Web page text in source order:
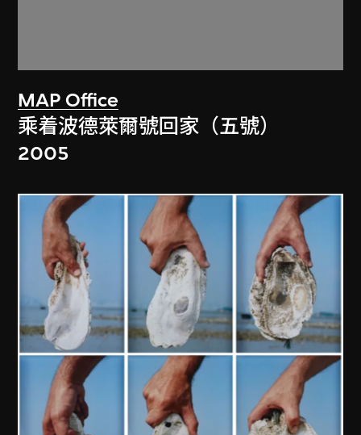
MAP Office
乘着波德萊爾號回家（五號）
2005